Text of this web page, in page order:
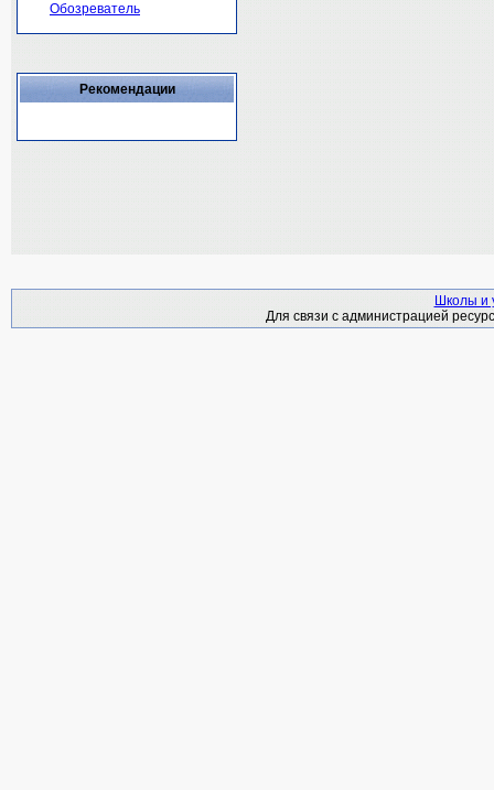
Обозреватель
Рекомендации
Школы и
Для связи с администрацией